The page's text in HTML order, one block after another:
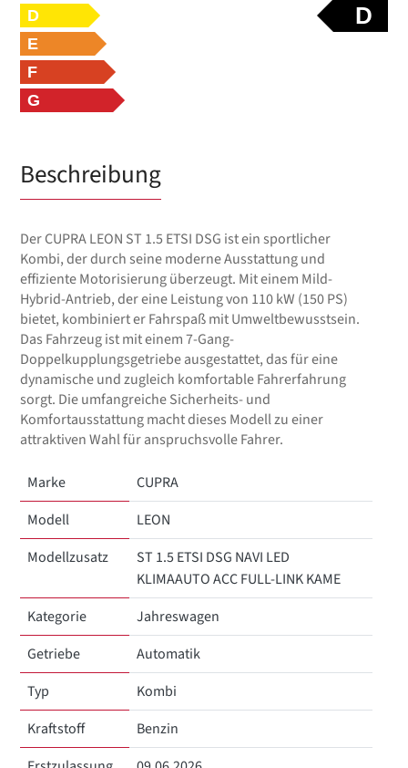
D
D
E
F
G
Beschreibung
Der CUPRA LEON ST 1.5 ETSI DSG ist ein sportlicher
Kombi, der durch seine moderne Ausstattung und
effiziente Motorisierung überzeugt. Mit einem Mild-
Hybrid-Antrieb, der eine Leistung von 110 kW (150 PS)
bietet, kombiniert er Fahrspaß mit Umweltbewusstsein.
Das Fahrzeug ist mit einem 7-Gang-
Doppelkupplungsgetriebe ausgestattet, das für eine
dynamische und zugleich komfortable Fahrerfahrung
sorgt. Die umfangreiche Sicherheits- und
Komfortausstattung macht dieses Modell zu einer
attraktiven Wahl für anspruchsvolle Fahrer.
Marke
CUPRA
Modell
LEON
Modellzusatz
ST 1.5 ETSI DSG NAVI LED
KLIMAAUTO ACC FULL-LINK KAME
Kategorie
Jahreswagen
Getriebe
Automatik
Typ
Kombi
Kraftstoff
Benzin